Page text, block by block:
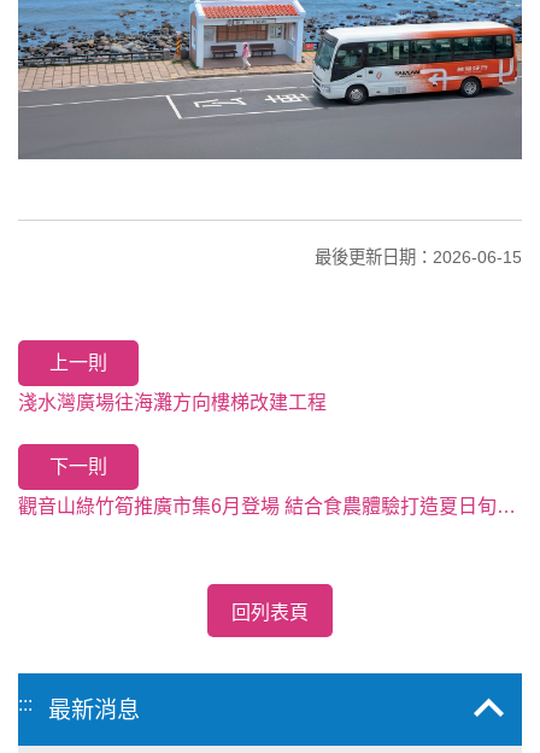
最後更新日期：2026-06-15
上一則
淺水灣廣場往海灘方向樓梯改建工程
下一則
觀音山綠竹筍推廣市集6月登場 結合食農體驗打造夏日旬味之旅
回列表頁
::: 最新消息